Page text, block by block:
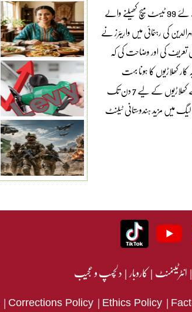
ابوظہبی:بھارتی کرکٹ ٹیم کے سابق کپتان محمد اظہر الدین نے ناردرن واریئرز کے لئے پھر مینٹوربن گئے ہیں بھارت کے لئے 99 ٹیسٹ میچ کھیلنے والے
کی رہنمائی میں واریئرز نے
کے کھلاڑیوں کی ترقی کی تعریف کی اور وضاحت کی کہ
چڑھا سکتی ہے۔انہوں نے کہا کہ ابوظبی ٹی 10 کے لیے تجربہ کار کھلاڑیوں کا ہونا بہت
ضروری ہے تاکہ مقامی ٹیلنٹ کو پروان چڑھایا جا سکے۔ وہ یہاں کئی بار آچکے ہیں اور چند برس قبل متحدہ عرب امارات کے کھلاڑیوں کے لیے 7 دن تک
میں مزید ہندوستانی ٹیلنٹ
|انٹرٹینمنٹ|کاروبار|دلچسپ و عجیب
| Corrections Policy | Ethics Policy |